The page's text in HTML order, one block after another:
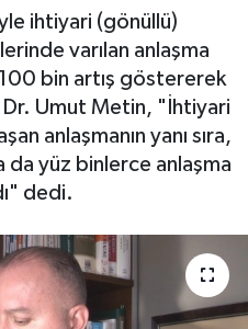
ihtiyari (gönüllü)
varılan anlaşma
100 bin artış göstererek
Umut Metin, "İhtiyari
anlaşmanın yanı sıra,
da yüz binlerce anlaşma
dedi.